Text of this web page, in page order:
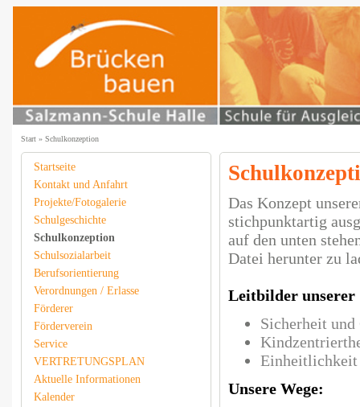
Start» Schulkonzeption
Startseite
Kontakt und Anfahrt
Projekte/Fotogalerie
Schulgeschichte
Schulkonzeption
Schulsozialarbeit
Berufsorientierung
Verordnungen / Erlasse
Förderer
Förderverein
Service
VERTRETUNGSPLAN
Aktuelle Informationen
Kalender
Das Konzept
stichpunktartig
auf den unten
Datei herunter zu
Leitbilder unserer
Sicherheit und
Einheitlichkeit
Unsere Wege: